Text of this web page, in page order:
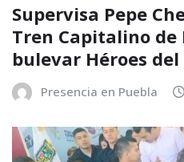
Supervisa Pepe
Tren Capitalino
bulevar Héroes
Presencia en Puebla